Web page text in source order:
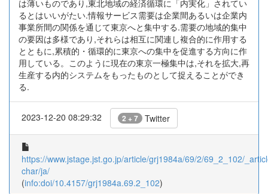
は薄いものであり,東北地域の経済循環に「内実化」されてい
るとはいいがたい.情報サービス需要は企業間あるいは企業内
事業所間の関係を通じて東京へと集中する.需要の地域的集中
の要因は多様であり,それらは相互に関連し複合的に作用する
とともに,累積的・循環的に東京への集中を促進する方向に作
用している。このように現在の東京一極集中は,それを拡大,再
生産する内的システムをもったものとして捉えることができ
る.
2023-12-20 08:29:32 2 + 7 Twitter
https://www.jstage.jst.go.jp/article/grj1984a/69/2/69_2_102/
char/ja/
(info:doi/10.4157/grj1984a.69.2_102)